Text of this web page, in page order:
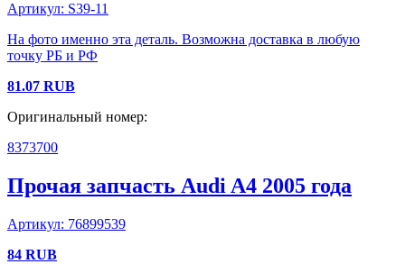
Артикул: S39-11
На фото именно эта деталь. Возможна доставка в любую
точку РБ и РФ
81.07 RUB
Оригинальный номер:
8373700
Прочая запчасть Audi A4 2005 года
Артикул: 76899539
84 RUB